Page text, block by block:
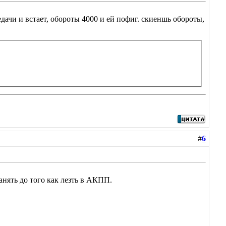
и встает, обороты 4000 и ей пофиг. скиеншь обороты,
#6
до того как лезть в АКПП.